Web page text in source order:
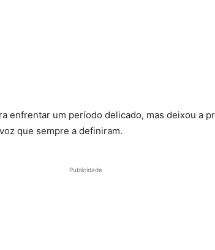
enfrentar um período delicado, mas deixou a
que sempre a definiram.
Publicidade